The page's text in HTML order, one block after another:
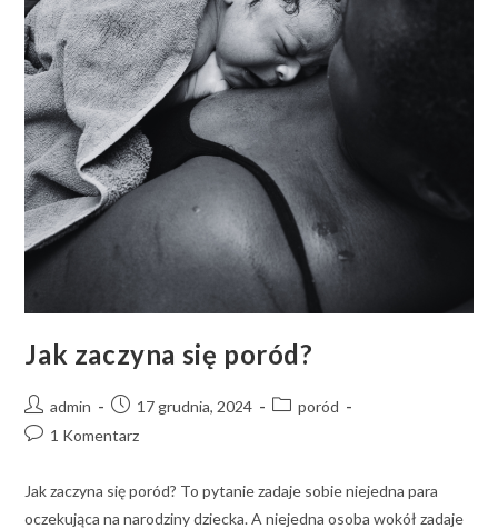
Jak zaczyna się poród?
admin 17 grudnia, 2024
poród
1 Komentarz
Jak zaczyna się poród? To pytanie zadaje sobie niejedna para
oczekująca na narodziny dziecka. A niejedna osoba wokół zadaje